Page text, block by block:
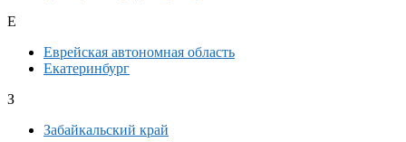
Е
Еврейская автономная область
Екатеринбург
З
Забайкальский край